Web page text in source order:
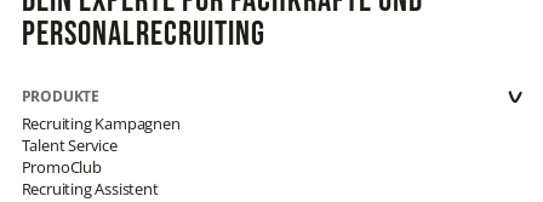
Personalrecruiting
PRODUKTE
Recruiting Kampagnen
Talent Service
PromoClub
Recruiting Assistent